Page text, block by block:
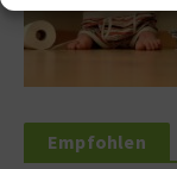
Empfohlen